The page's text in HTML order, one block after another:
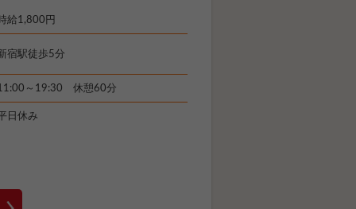
給1,800円
宿駅徒歩5分
～19:30 休憩60分
日休み